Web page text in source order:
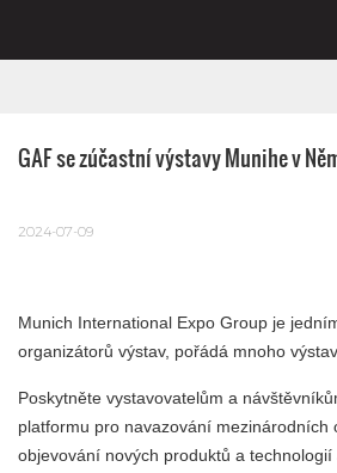
GAF se zúčastní výstavy Munihe v
2024-07-09
Munich International Expo Group je
organizátorů výstav, pořádá mnoho
Poskytněte vystavovatelům a
platformu pro navazování mezinárodních
objevování nových produktů a